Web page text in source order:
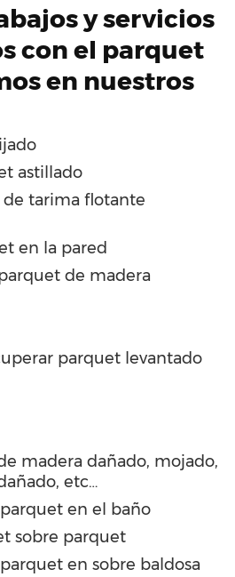
y servicios
con el parquet
en nuestros
astillado
tarima flotante
en la pared
de madera
parquet levantado
madera dañado, mojado,
etc…
en el baño
sobre parquet
en sobre baldosa